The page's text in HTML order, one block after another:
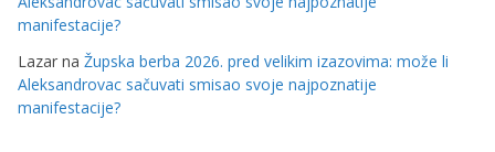
manifestacije?
Lazar na Župska berba 2026. pred velikim izazovima: može li
Aleksandrovac sačuvati smisao svoje najpoznatije
manifestacije?